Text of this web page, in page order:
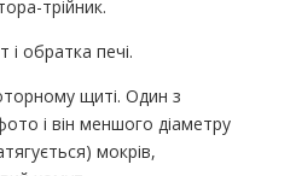
трійник.
обратка печі.
щиті. Один з
і він меншого діаметру
мокрів,